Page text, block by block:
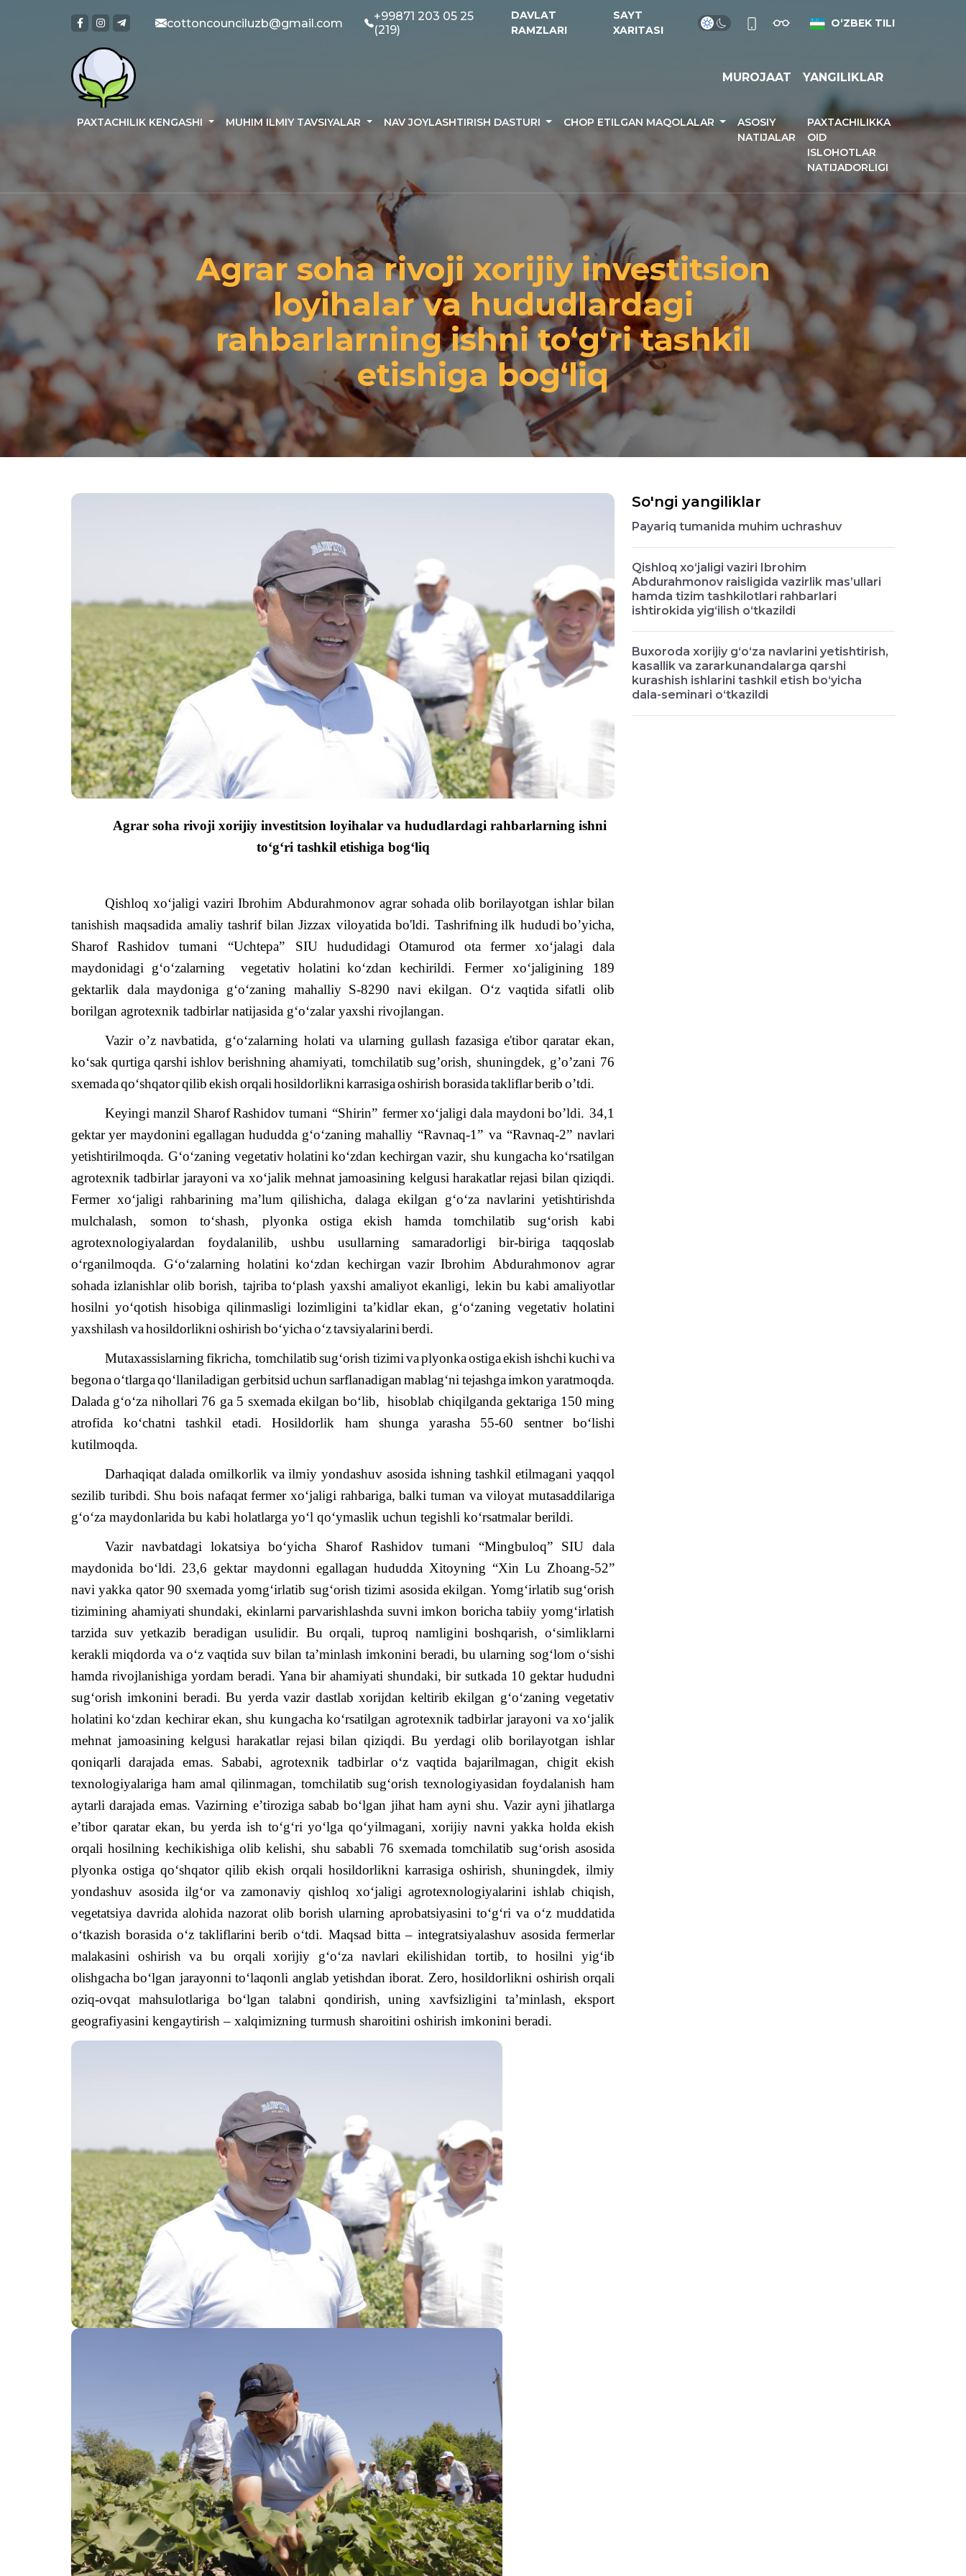
cottoncounciluzb@gmail.com
+99871 203 05 25
(219)
DAVLAT
RAMZLARI
SAYT
XARITASI
OʻZBEK TILI
MUROJAAT YANGILIKLAR
PAXTACHILIK KENGASHI MUHIM ILMIY TAVSIYALAR NAV JOYLASHTIRISH DASTURI CHOP ETILGAN MAQOLALAR
ASOSIY
NATIJALAR
PAXTACHILIKKA
OID
ISLOHOTLAR
NATIJADORLIGI
Agrar soha rivoji xorijiy investitsion
loyihalar va hududlardagi
rahbarlarning ishni to‘g‘ri tashkil
etishiga bog‘liq
Agrar soha rivoji xorijiy investitsion loyihalar va hududlardagi rahbarlarning ishni
to‘g‘ri tashkil etishiga bog‘liq
Qishloq xo‘jaligi vaziri Ibrohim Abdurahmonov agrar sohada olib borilayotgan ishlar bilan
tanishish maqsadida amaliy tashrif bilan Jizzax viloyatida bo'ldi. Tashrifning ilk hududi bo’yicha,
Sharof
Rashidov tumani“Uchtepa” SIU hududidagi Otamurod ota fermer xo‘jalagi
dala
maydonidagi g‘o‘zalarning vegetativ holatini ko‘zdan kechirildi.Fermer xo‘jaligining 189
gektarlik dala maydoniga g‘o‘zaning mahalliy S-8290 navi ekilgan. O‘z vaqtida sifatli olib
borilgan agrotexnik tadbirlar natijasida g‘o‘zalar yaxshi rivojlangan.
Vazir o’z navbatida, g‘o‘zalarning holati va ularning gullash fazasiga e'tibor qaratar ekan,
ko‘sak qurtiga qarshi ishlov berishning ahamiyati, tomchilatib sug’orish, shuningdek, g’o’zani 76
sxemadaqo‘shqatorqilibekishorqalihosildorliknikarrasigaoshirishborasidatakliflarberibo’tdi.
Keyingi manzil Sharof Rashidov tumani “Shirin” fermer xo‘jaligi dala maydoni bo’ldi. 34,1
gektar yer maydonini egallagan hududda g‘o‘zaning mahalliy“Ravnaq-1” va“Ravnaq-2”navlari
yetishtirilmoqda.G‘o‘zaning vegetativ holatini ko‘zdan kechirgan vazir,shu kungacha ko‘rsatilgan
agrotexnik tadbirlar jarayoni va xo‘jalik mehnat jamoasining kelgusi harakatlar rejasi bilan qiziqdi.
Fermer xo‘jaligi rahbarining ma’lum qilishicha, dalaga ekilgan g‘o‘za navlarini yetishtirishda
mulchalash, somon to‘shash, plyonka ostiga ekish hamda tomchilatib sug‘orish
kabi
agrotexnologiyalardan
foydalanilib, ushbu usullarning samaradorligi bir-biriga
taqqoslab
o‘rganilmoqda.G‘o‘zalarning holatini ko‘zdan kechirgan vazir Ibrohim Abdurahmonov agrar
sohada izlanishlar olib borish,tajriba to‘plash yaxshi amaliyot ekanligi, lekin bu kabi amaliyotlar
hosilni yo‘qotish hisobiga qilinmasligi lozimligini ta’kidlar ekan, g‘o‘zaning vegetativ holatini
yaxshilashvahosildorliknioshirishbo‘yichao‘ztavsiyalariniberdi.
Mutaxassislarning fikricha,tomchilatib sug‘orishtizimivaplyonkaostigaekishishchikuchiva
begonao‘tlargaqo‘llaniladigan gerbitsiduchunsarflanadiganmablag‘nitejashgaimkonyaratmoqda.
Dalada g‘o‘za nihollari 76 ga 5 sxemada ekilgan bo‘lib, hisoblab chiqilganda gektariga 150 ming
atrofida ko‘chatni tashkil etadi. Hosildorlik ham shunga yarasha 55-60 sentner bo‘lishi
kutilmoqda.
Darhaqiqat dalada omilkorlik va ilmiy yondashuv asosida ishning tashkil etilmagani yaqqol
sezilib turibdi. Shu bois nafaqat fermer xo‘jaligi rahbariga, balki tuman va viloyat mutasaddilariga
g‘o‘za maydonlarida bu kabi holatlarga yo‘l qo‘ymaslik uchun tegishli ko‘rsatmalar berildi.
Vazir navbatdagi lokatsiya bo‘yicha Sharof Rashidov tumani “Mingbuloq” SIU dala
maydonida bo‘ldi. 23,6 gektar maydonni egallagan hududda Xitoyning “Xin Lu Zhoang-52”
navi yakka qator 90 sxemada yomg‘irlatib sug‘orish tizimi asosida ekilgan. Yomg‘irlatib sug‘orish
tizimining ahamiyati shundaki, ekinlarni parvarishlashda suvni imkon boricha tabiiy yomg‘irlatish
tarzida suv yetkazib beradigan usulidir. Bu orqali, tuproq namligini boshqarish, o‘simliklarni
kerakli miqdorda va o‘z vaqtida suv bilan ta’minlash imkonini beradi, bu ularning sog‘lom o‘sishi
hamda rivojlanishiga yordam beradi. Yana bir ahamiyati shundaki, bir sutkada 10 gektar hududni
sug‘orish imkonini beradi. Bu yerda vazir dastlab xorijdan keltirib ekilgan g‘o‘zaning vegetativ
holatini ko‘zdan kechirar ekan, shu kungacha ko‘rsatilgan agrotexnik tadbirlar jarayoni va xo‘jalik
mehnat jamoasining kelgusi harakatlar rejasi bilan qiziqdi. Bu yerdagi olib borilayotgan ishlar
qoniqarli darajada emas. Sababi, agrotexnik tadbirlar o‘z vaqtida bajarilmagan, chigit ekish
texnologiyalariga ham amal qilinmagan, tomchilatib sug‘orish texnologiyasidan foydalanish ham
aytarli darajada emas. Vazirning e’tiroziga sabab bo‘lgan jihat ham ayni shu. Vazir ayni jihatlarga
e’tibor qaratar ekan, bu yerda ish to‘g‘ri yo‘lga qo‘yilmagani, xorijiy navni yakka holda ekish
orqali hosilning kechikishiga olib kelishi, shu sababli 76 sxemada tomchilatib sug‘orish asosida
plyonka ostiga qo‘shqator qilib ekish orqali hosildorlikni karrasiga oshirish, shuningdek, ilmiy
yondashuv asosida ilg‘or va zamonaviy qishloq xo‘jaligi agrotexnologiyalarini ishlab chiqish,
vegetatsiya davrida alohida nazorat olib borish ularning aprobatsiyasini to‘g‘ri va o‘z muddatida
o‘tkazish borasida o‘z takliflarini berib o‘tdi. Maqsad bitta – integratsiyalashuv asosida fermerlar
malakasini oshirish va bu orqali xorijiy g‘o‘za navlari ekilishidan tortib, to hosilni yig‘ib
olishgacha bo‘lgan jarayonni to‘laqonli anglab yetishdan iborat. Zero, hosildorlikni oshirish orqali
oziq-ovqat mahsulotlariga bo‘lgan talabni qondirish, uning xavfsizligini ta’minlash, eksport
geografiyasini kengaytirish – xalqimizning turmush sharoitini oshirish imkonini beradi.
So'ngi yangiliklar
Payariq tumanida muhim uchrashuv
Qishloq xo‘jaligi vaziri Ibrohim
Abdurahmonov raisligida vazirlik mas’ullari
hamda tizim tashkilotlari rahbarlari
ishtirokida yig‘ilish o‘tkazildi
Buxoroda xorijiy g‘o‘za navlarini yetishtirish,
kasallik va zararkunandalarga qarshi
kurashish ishlarini tashkil etish bo‘yicha
dala-seminari o‘tkazildi